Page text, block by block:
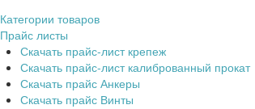
Категории товаров
Прайс листы
Скачать прайс-лист крепеж
Скачать прайс-лист калиброванный прокат
Скачать прайс Анкеры
Скачать прайс Винты